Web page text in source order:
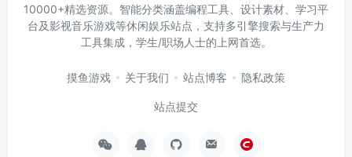
10000+精选资源。智能分类涵盖编程工具、设计素材、学习平
台及影视音乐游戏等休闲娱乐站点，支持多引擎搜索与生产力
工具集成，学生/职场人士的上网首选。
摸鱼游戏 关于我们 站点博客 隐私政策
站点提交